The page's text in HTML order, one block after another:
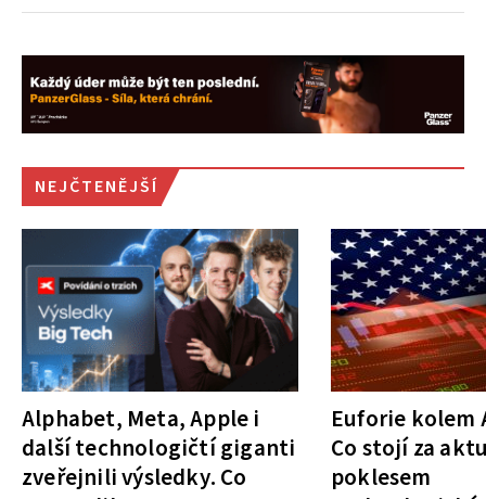
NEJČTENĚJŠÍ
Alphabet, Meta, Apple i
další technologičtí giganti
zveřejnili výsledky. Co
Euforie kolem
Co stojí za
poklesem